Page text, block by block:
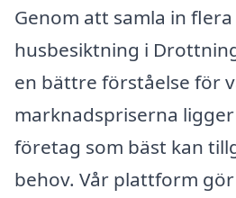
Genom att samla in
husbesiktning i
en bättre förståelse för
marknadspriserna
företag som bäst kan
behov. Vår plattform